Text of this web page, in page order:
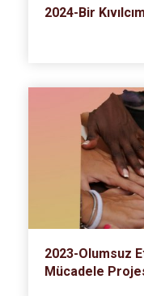
2024-Bir
2023-Olumsuz
Mücadele